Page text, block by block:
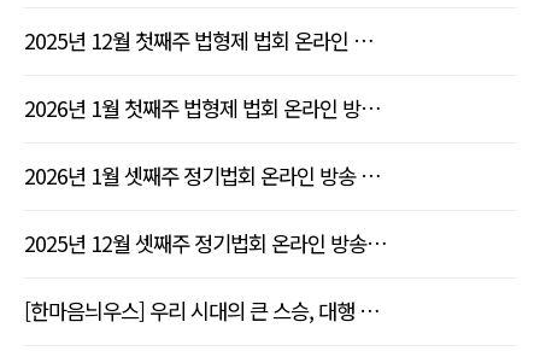
2025년 12월 첫째주 법형제 법회 온라인 …
2026년 1월 첫째주 법형제 법회 온라인 방…
2026년 1월 셋째주 정기법회 온라인 방송 …
2025년 12월 셋째주 정기법회 온라인 방송…
[한마음늬우스] 우리 시대의 큰 스승, 대행 …